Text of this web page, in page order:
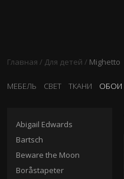
Главная / Для детей / Mighetto
МЕБЕЛЬ СВЕТ ТКАНИ ОБОИ
Abigail Edwards
Bartsch
Beware the Moon
Boråstapeter